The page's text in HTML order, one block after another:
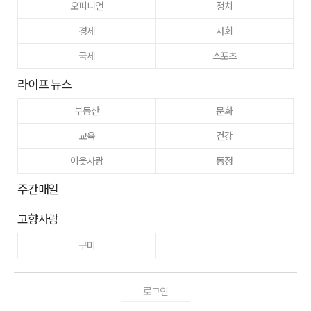
오피니언
정치
경제
사회
국제
스포츠
라이프 뉴스
부동산
문화
교육
건강
이웃사랑
동정
주간매일
고향사랑
구미
로그인